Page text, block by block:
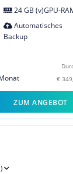
24 GB (v)GPU-
Automatisches
Backup
€
ZUM ANGEBOT